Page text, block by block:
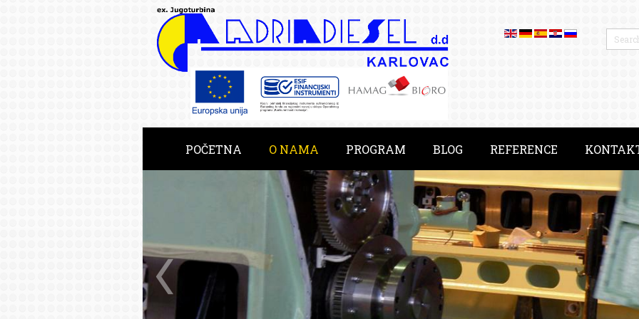
POČETNA O NAMA PROGRAM BLOG REFERENCE
RAZVOJNE USLUGE